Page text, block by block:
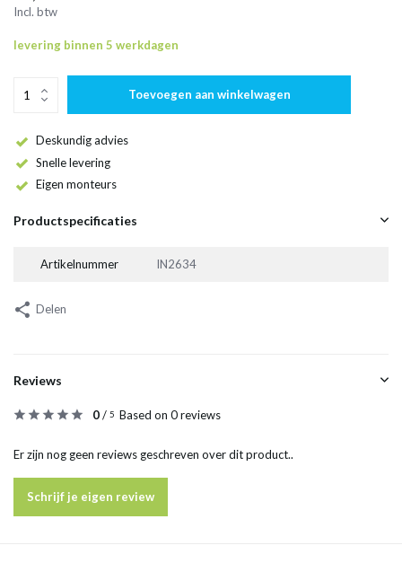
Incl. btw
levering binnen 5 werkdagen
Toevoegen aan winkelwagen
Deskundig advies
Snelle levering
Eigen monteurs
Productspecificaties
Artikelnummer IN2634
Delen
Reviews
0/ 5 Based on 0 reviews
Er zijn nog geen reviews geschreven over dit product..
Schrijf je eigen review